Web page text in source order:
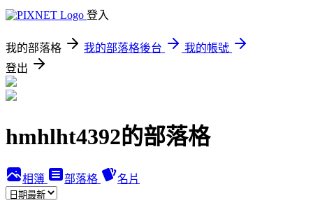
登入
我的部落格 我的部落格後台
我的帳號
登出
hmhlht4392的部落格
相簿 部落格 名片